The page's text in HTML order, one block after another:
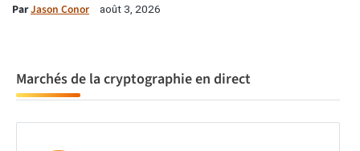
ParJason Conor août 3, 2026
Marchés de la cryptographie en direct